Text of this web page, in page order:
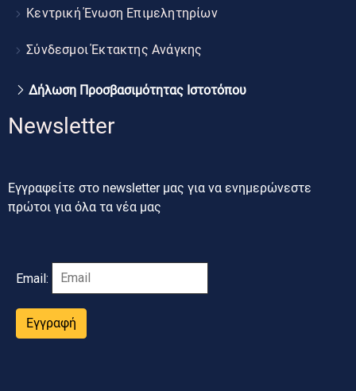
Κεντρική Ένωση Επιμελητηρίων
Σύνδεσμοι Έκτακτης Ανάγκης
Δήλωση Προσβασιμότητας Ιστοτόπου
Newsletter
Εγγραφείτε στο newsletter μας για να ενημερώνεστε
πρώτοι για όλα τα νέα μας
Email:
Εγγραφή